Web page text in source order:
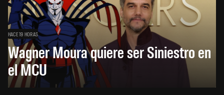
HACE 19 HORAS
Wagner Moura quiere ser Siniestro en
el MCU